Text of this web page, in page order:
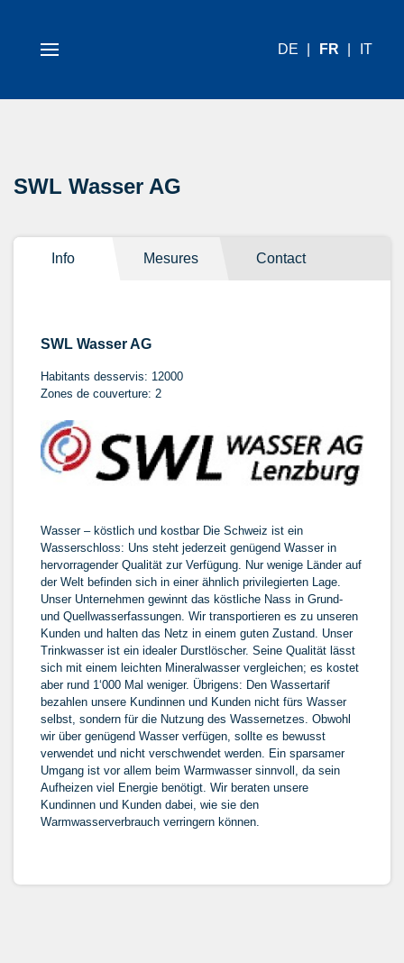
DE FR IT
SWL Wasser AG
Info Mesures Contact
SWL Wasser AG
Habitants desservis: 12000
Zones de couverture: 2
Wasser – köstlich und kostbar Die Schweiz ist ein
Wasserschloss: Uns steht jederzeit genügend Wasser in
hervorragender Qualität zur Verfügung. Nur wenige Länder auf
der Welt befinden sich in einer ähnlich privilegierten Lage.
Unser Unternehmen gewinnt das köstliche Nass in Grund-
und Quellwasserfassungen. Wir transportieren es zu unseren
Kunden und halten das Netz in einem guten Zustand. Unser
Trinkwasser ist ein idealer Durstlöscher. Seine Qualität lässt
sich mit einem leichten Mineralwasser vergleichen; es kostet
aber rund 1‘000 Mal weniger. Übrigens: Den Wassertarif
bezahlen unsere Kundinnen und Kunden nicht fürs Wasser
selbst, sondern für die Nutzung des Wassernetzes. Obwohl
wir über genügend Wasser verfügen, sollte es bewusst
verwendet und nicht verschwendet werden. Ein sparsamer
Umgang ist vor allem beim Warmwasser sinnvoll, da sein
Aufheizen viel Energie benötigt. Wir beraten unsere
Kundinnen und Kunden dabei, wie sie den
Warmwasserverbrauch verringern können.